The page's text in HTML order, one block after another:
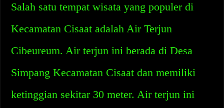
Salah satu tempat wisata yang populer di
Kecamatan Cisaat adalah Air Terjun
Cibeureum. Air terjun ini berada di Desa
Simpang Kecamatan Cisaat dan memiliki
ketinggian sekitar 30 meter. Air terjun ini